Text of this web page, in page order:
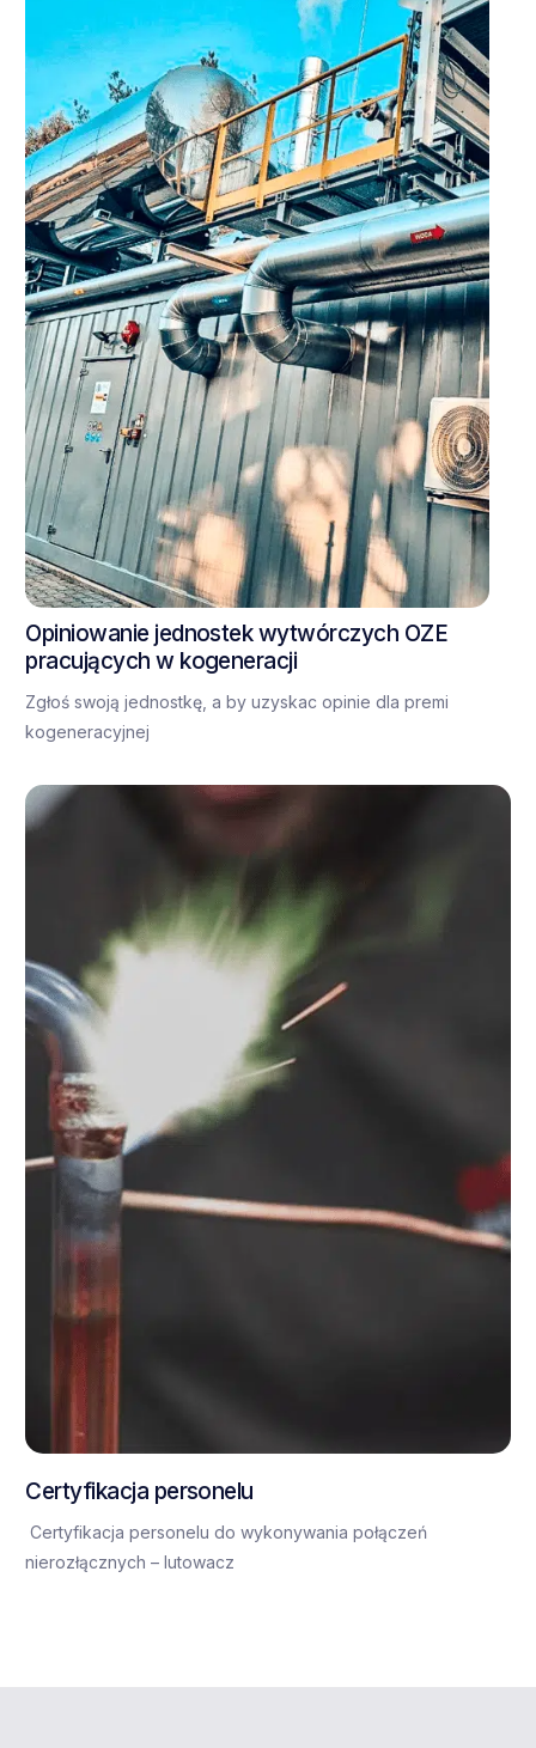
Opiniowanie jednostek wytwórczych OZE
pracujących w kogeneracji
Zgłoś swoją jednostkę, a by uzyskac opinie dla premi
kogeneracyjnej
Certyfikacja personelu
Certyfikacja personelu do wykonywania połączeń
nierozłącznych – lutowacz